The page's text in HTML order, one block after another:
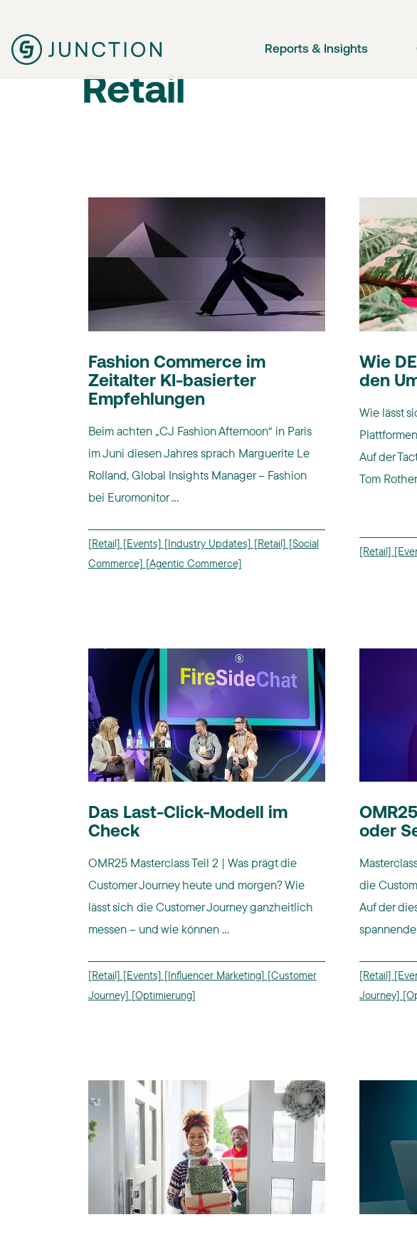
Reports & Insights
Retail
Fashion Commerce im
Zeitalter KI-basierter
Empfehlungen
Beim achten „CJ Fashion Afternoon“ in Paris
im Juni diesen Jahres sprach Marguerite Le
Rolland, Global Insights Manager – Fashion
bei Euromonitor ...
[Retail] [Events] [Industry Updates] [Retail] [Social
Commerce] [Agentic Commerce]
Wie
den
Wie lässt
Auf der
Tom
[Retail]
Das Last-Click-Modell im
Check
OMR25 Masterclass Teil 2 | Was prägt die
Customer Journey heute und morgen? Wie
lässt sich die Customer Journey ganzheitlich
messen – und wie können ...
[Retail] [Events] [Influencer Marketing] [Customer
Journey] [Optimierung]
oder
die
Auf der
[Retail]
Journey]